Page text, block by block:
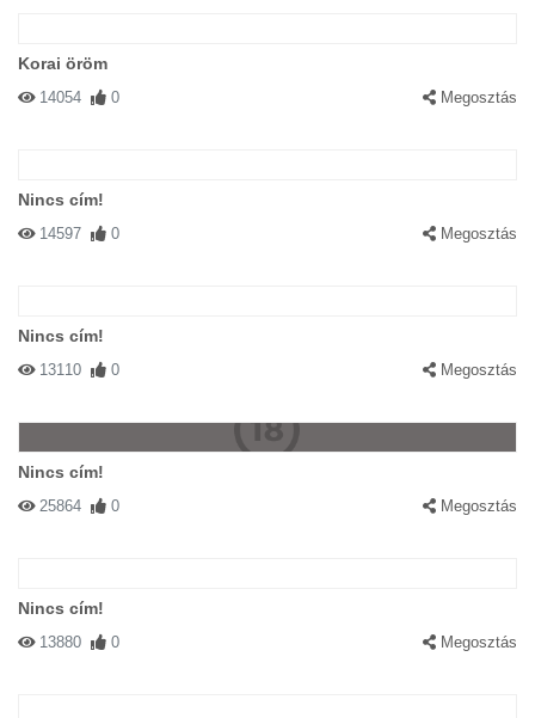
Korai öröm
14054 0 Megosztás
Nincs cím!
14597 0 Megosztás
Nincs cím!
13110 0 Megosztás
Nincs cím!
25864 0 Megosztás
Nincs cím!
13880 0 Megosztás